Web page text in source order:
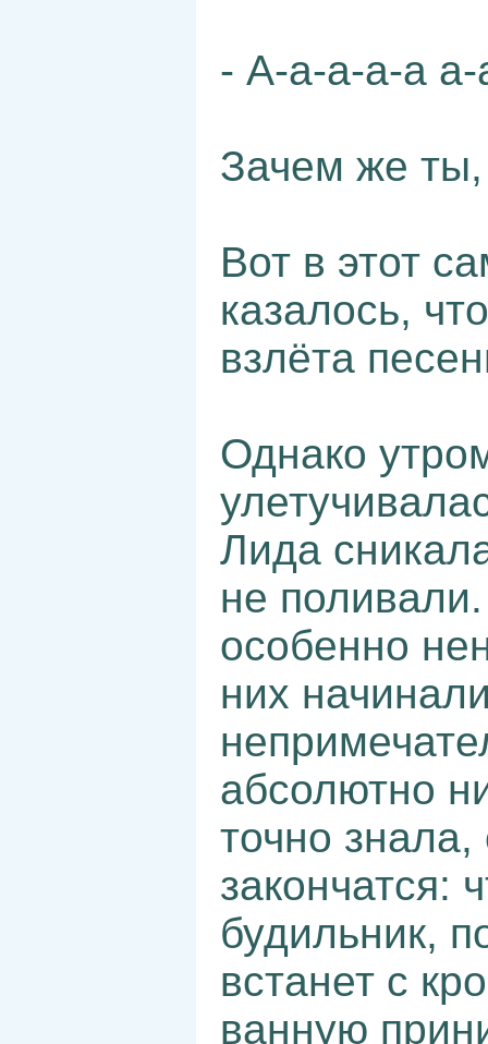
- А-а-а-а-а
Зачем же
Вот в этот
казалось,
взлёта
Однако
Лида
не
особенно
них
абсолютно
точно знала,
закончатся:
будильник,
встанет с
ванную